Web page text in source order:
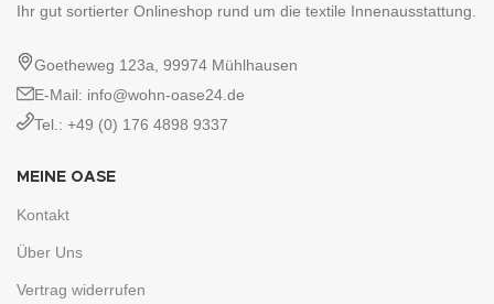
Ihr gut sortierter Onlineshop rund um die textile Innenausstattung.
Goetheweg 123a, 99974 Mühlhausen
E-Mail: info@wohn-oase24.de
Tel.: +49 (0) 176 4898 9337
MEINE OASE
Kontakt
Über Uns
Vertrag widerrufen